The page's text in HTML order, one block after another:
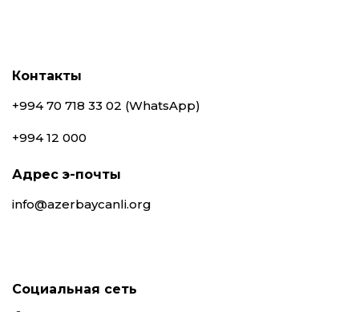
Контакты
+994 70 718 33 02 (WhatsApp)
+994 12 000
Адрес э-почты
info@azerbaycanli.org
Социальная сеть